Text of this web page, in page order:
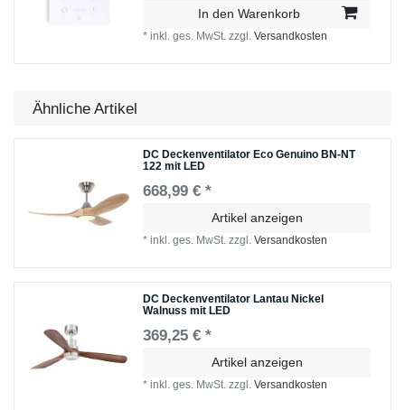
In den Warenkorb
*inkl. ges. MwSt. zzgl.Versandkosten
Ähnliche Artikel
DC Deckenventilator Eco Genuino BN-NT
122 mit LED
668,99 € *
Artikel anzeigen
*inkl. ges. MwSt. zzgl.Versandkosten
DC Deckenventilator Lantau Nickel
Walnuss mit LED
369,25 € *
Artikel anzeigen
*inkl. ges. MwSt. zzgl.Versandkosten